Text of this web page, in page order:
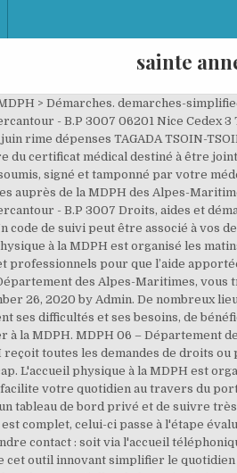
sainte
Mes démarches handicap. L'accueil physique à la MDPH est organisé les matins de 9 heures à 12 heures uniquement sur rendez-vous. 11/06/2016. Le Département des Alpes-Maritimes facilite votre quotidien au travers du portail numérique "Mes démarches 06". Le compte permet également de retrouver l’ensemble de vos démarches dans un tableau de bord privé et de suivre très simplement l’ensemble du … Afin de faciliter le traitement de votre demande, merci de préciser votre besoin. Si le dossier est complet, celui-ci passe à l'étape évaluation médico sociale. Mes demandes; Recherche. Pour prendre rendez-vous ou toutes autres demandes, vous pouvez prendre contact : soit via l'accueil téléphonique au 0.805.560.580 de 8 heures 30 à 20 heures du lundi au samedi; soit via le service en ligne "Mes démarches 06" Puisse cet outil innovant simplifier le quotidien et accompagner les seniors et les personnes handicapées dans leurs démarches administratives les plus usuelles et les plus essentielles de leur vie. Créées grâce à la loi du 11 février 2005, les MDPH visent à « l’égalité des droits et des chances, la participation et la citoyenneté des personnes handicapées ». 2. Centre administratif départemental 147 boulevard du Mercantour - B.P 3007 06201 Nice Cedex 3 Tél: 04.97.18.60.00 Se Connexion Menu. Rapprocher les services publics des usagers grâce aux nouvelles technologies, tel est l'objectif du portail unique de services en ligne mis en service par le Département des Alpes-Maritimes pour apporter une réponse de proximité aux personnes âgées et aux personnes handicapées. La MDPH offre un accès unifié aux droits et prestations prévus pour les personnes handicapées dans le département des Alpes Maritimes (06). 06200 Nice, https://mdph.departement06.fr/mdph-06-7374.html, Connaître les prestations auxquelles vous pouvez prétendre, Constituer un dossier complet (les formulaires), Connaître la procédure de traitement de votre demande, Suivre l'évolution de votre demande en ligne, Vous souhaitez être employeur direct dans le cadre de la PCH, La scolarisation des enfants et adolescents handicapés, Les maisons départementales des personnes handicapées, La Caisse Nationale de Solidarité pour l'Autonomie (CNSA), Transport scolaire des élèves et étudiants en situation de handicap, 10 conseils pour mieux vivre au quotidien, Des solutions de répits dans les Alpes-Maritimes, Autisme et troubles envahissants du